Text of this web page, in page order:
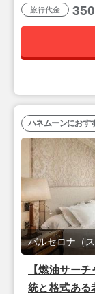
旅行代金
【燃油サー
統と格式あ
バルセロナ（
ハネムーンにおす